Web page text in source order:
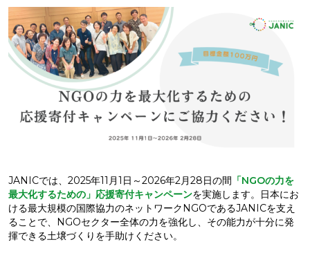
JANICでは、2025年11月1日～2026年2月28日の間 「NGOの力を
最大化するための」応援寄付キャンペーンを実施します。
日本にお
ける最大規模の国際協力のネットワークNGOであるJANICを支え
ることで、 NGOセクター全体の力を強化し、 その能力が十分に発
揮できる土壌づくりを手助けください。